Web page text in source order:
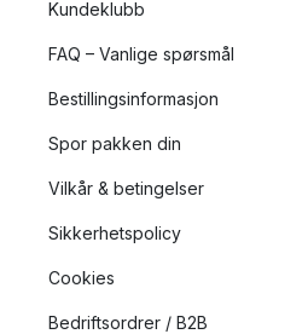
Kundeklubb
FAQ – Vanlige spørsmål
Bestillingsinformasjon
Spor pakken din
Vilkår & betingelser
Sikkerhetspolicy
Cookies
Bedriftsordrer / B2B